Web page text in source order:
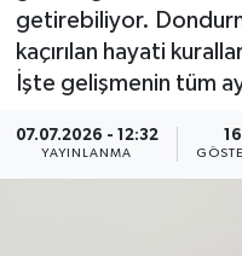
getirebiliyor.
kaçırılan hayati
İşte gelişmenin tüm
07.07.2026 - 12:32
YAYINLANMA
16